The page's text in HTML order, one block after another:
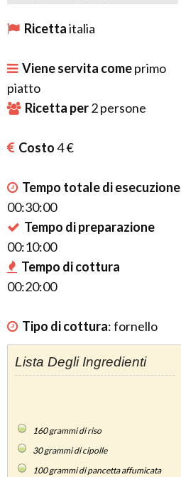
Ricettaitalia
Viene servita comeprimo
piatto
Ricetta per2persone
Costo4 €
Tempo totale di esecuzione
00:30:00
Tempo di preparazione
00:10:00
Tempo di cottura
00:20:00
Tipo di cottura:fornello
Lista Degli Ingredienti
160grammi di riso
30grammi di cipolle
100grammi di pancetta affumicata